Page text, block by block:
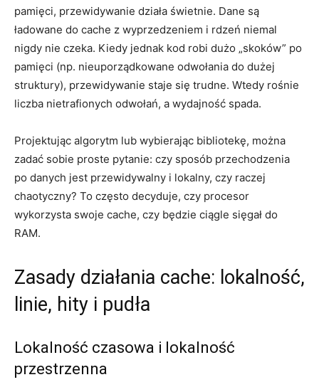
pamięci, przewidywanie działa świetnie. Dane są
ładowane do cache z wyprzedzeniem i rdzeń niemal
nigdy nie czeka. Kiedy jednak kod robi dużo „skoków” po
pamięci (np. nieuporządkowane odwołania do dużej
struktury), przewidywanie staje się trudne. Wtedy rośnie
liczba nietrafionych odwołań, a wydajność spada.
Projektując algorytm lub wybierając bibliotekę, można
zadać sobie proste pytanie: czy sposób przechodzenia
po danych jest przewidywalny i lokalny, czy raczej
chaotyczny? To często decyduje, czy procesor
wykorzysta swoje cache, czy będzie ciągle sięgał do
RAM.
Zasady działania cache: lokalność,
linie, hity i pudła
Lokalność czasowa i lokalność
przestrzenna